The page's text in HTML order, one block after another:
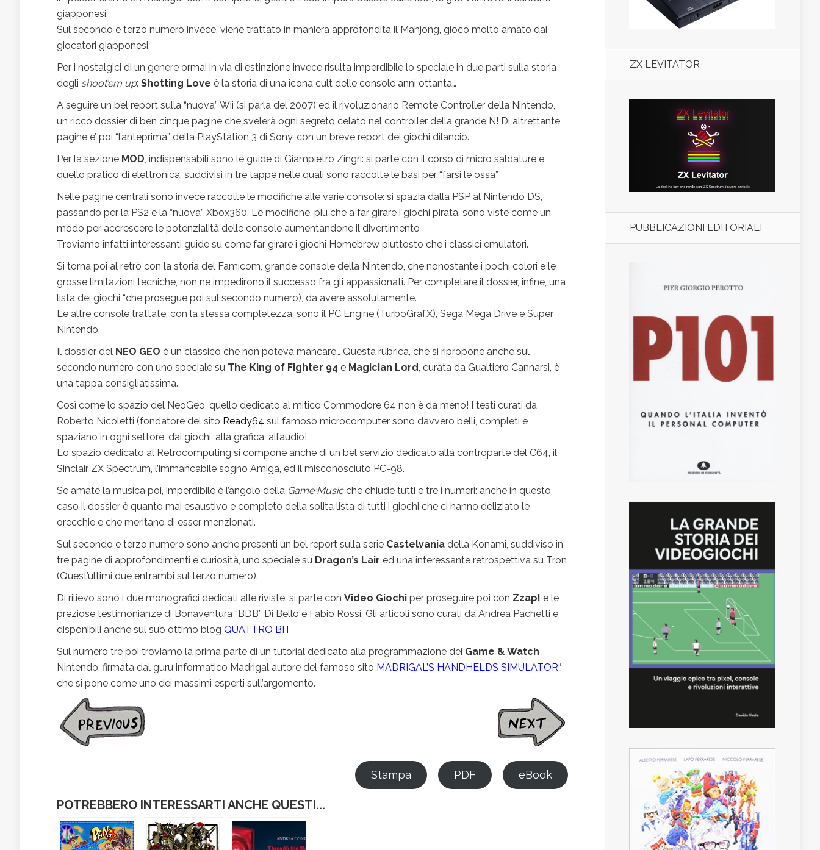
giapponesi.
Sul secondo e terzo numero invece, viene trattato in maniera approfondita il Mahjong, gioco molto amato dai
giocatori giapponesi.
Per i nostalgici di un genere ormai in via di estinzione invece risulta imperdibile lo speciale in due parti sulla storia
degli shoot’em up: Shotting Love è la storia di una icona cult delle console anni ottanta…
A seguire un bel report sulla “nuova” Wii (si parla del 2007) ed il rivoluzionario Remote Controller della Nintendo,
un ricco dossier di ben cinque pagine che svelerà ogni segreto celato nel controller della grande N! Di altrettante
pagine e’ poi “l’anteprima” della PlayStation 3 di Sony, con un breve report dei giochi dilancio.
Per la sezione MOD , indispensabili sono le guide di Giampietro Zingri: si parte con il corso di micro saldature e
quello pratico di elettronica, suddivisi in tre tappe nelle quali sono raccolte le basi per “farsi le ossa”.
Nelle pagine centrali sono invece raccolte le modifiche alle varie console: si spazia dalla PSP al Nintendo DS,
passando per la PS2 e la “nuova” Xbox360. Le modifiche, più che a far girare i giochi pirata, sono viste come un
modo per accrescere le potenzialità delle console aumentandone il divertimento
Troviamo infatti interessanti guide su come far girare i giochi Homebrew piuttosto che i classici emulatori.
Si torna poi al retrò con la storia del Famicom, grande console della Nintendo, che nonostante i pochi colori e le
grosse limitazioni tecniche, non ne impedirono il successo fra gli appassionati. Per completare il dossier, infine, una
lista dei giochi “che prosegue poi sul secondo numero), da avere assolutamente.
Le altre console trattate, con la stessa completezza, sono il PC Engine (TurboGrafX), Sega Mega Drive e Super
Nintendo.
Il dossier del NEO GEO è un classico che non poteva mancare… Questa rubrica, che si ripropone anche sul
secondo numero con uno speciale su The King of Fighter 94 e Magician Lord , curata da Gualtiero Cannarsi, è
una tappa consigliatissima.
Così come lo spazio del NeoGeo, quello dedicato al mitico Commodore 64 non è da meno! I testi curati da
Roberto Nicoletti (fondatore del sito Ready64 sul famoso microcomputer sono davvero belli, completi e
spaziano in ogni settore, dai giochi, alla grafica, all’audio!
Lo spazio dedicato al Retrocomputing si compone anche di un bel servizio dedicato alla controparte del C64, il
Sinclair ZX Spectrum, l’immancabile sogno Amiga, ed il misconosciuto PC-98.
Se amate la musica poi, imperdibile è l’angolo della Game Musicche chiude tutti e tre i numeri: anche in questo
caso il dossier è quanto mai esaustivo e completo della solita lista di tutti i giochi che ci hanno deliziato le
orecchie e che meritano di esser menzionati.
Sul secondo e terzo numero sono anche presenti un bel report sulla serie Castelvania della Konami, suddiviso in
tre pagine di approfondimenti e curiosità, uno speciale su Dragon’s Lair ed una interessante retrospettiva su Tron
(Quest’ultimi due entrambi sul terzo numero).
Di rilievo sono i due monografici dedicati alle riviste: si parte con Video Giochi per proseguire poi con Zzap! e le
preziose testimonianze di Bonaventura “BDB” Di Bello e Fabio Rossi. Gli articoli sono curati da Andrea Pachetti e
disponibili anche sul suo ottimo blog QUATTRO BIT
Sul numero tre poi troviamo la prima parte di un tutorial dedicato alla programmazione dei Game & Watch
Nintendo, firmata dal guru informatico Madrigal autore del famoso sito MADRIGAL’S HANDHELDS SIMULATOR“,
che si pone come uno dei massimi esperti sull’argomento.
Stampa PDF eBook
POTREBBERO INTERESSARTI ANCHE QUESTI...
ZX LEVITATOR
PUBBLICAZIONI EDITORIALI